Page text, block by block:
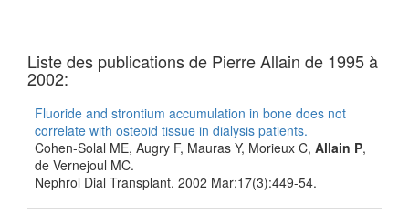
Liste des publications de Pierre Allain de 1995 à
2002:
Fluoride and strontium accumulation in bone does not
correlate with osteoid tissue in dialysis patients.
Cohen-Solal ME, Augry F, Mauras Y, Morieux C, Allain P,
de Vernejoul MC.
Nephrol Dial Transplant. 2002 Mar;17(3):449-54.